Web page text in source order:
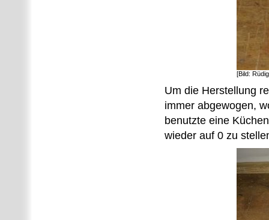
[Bild:
Um die Herstellung
immer abgewogen,
benutzte eine
wieder auf 0 zu